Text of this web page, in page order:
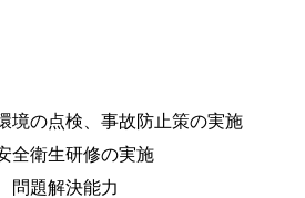
境の点検、事故防止策の実施
全衛生研修の実施
問題解決能力